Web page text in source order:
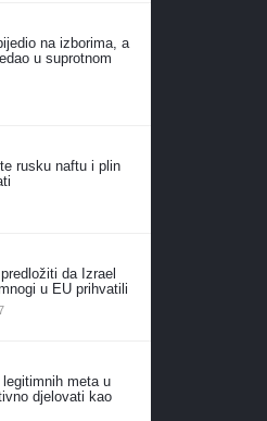
na izborima, a
u suprotnom
rusku naftu i plin
da Izrael
u EU prihvatili
komentara
meta u
djelovati kao